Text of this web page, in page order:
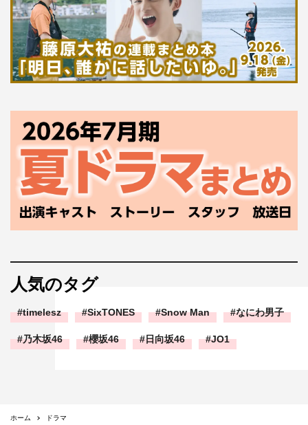
人気のタグ
timelesz SixTONES Snow Man なにわ男子
乃木坂46 櫻坂46 日向坂46 JO1
ホーム
ドラマ